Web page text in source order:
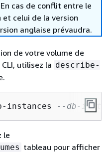
cas de conflit entre le
celui de la version
anglaise prévaudra.
de votre volume de
utilisez la describe-
- instances --db-
le
tableau pour afficher